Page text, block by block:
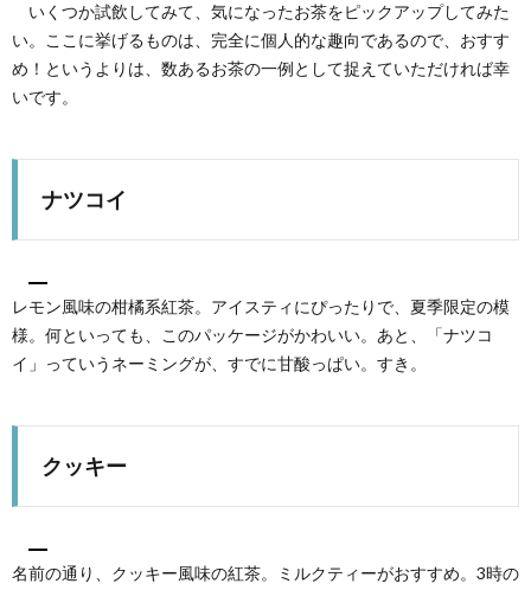
いくつか試飲してみて、気になったお茶をピックアップしてみた
い。ここに挙げるものは、完全に個人的な趣向であるので、おすす
め！というよりは、数あるお茶の一例として捉えていただければ幸
いです。
ナツコイ
レモン風味の柑橘系紅茶。アイスティにぴったりで、夏季限定の模
様。何といっても、このパッケージがかわいい。あと、「ナツコ
イ」っていうネーミングが、すでに甘酸っぱい。すき。
クッキー
名前の通り、クッキー風味の紅茶。ミルクティーがおすすめ。3時の